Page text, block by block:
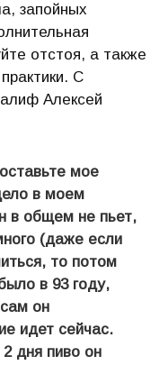
запойных
отстоя, а также
С
Алексей
мое
в моем
в общем не пьет,
(даже если
то потом
в 93 году,
он
идет сейчас.
дня пиво он